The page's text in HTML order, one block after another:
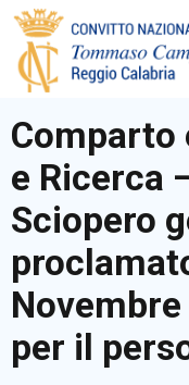
DOCUMENTAZIONE
PERSONALE
Comunicazioni Esterne
Comparto
e Ricerca
Sciopero
per il